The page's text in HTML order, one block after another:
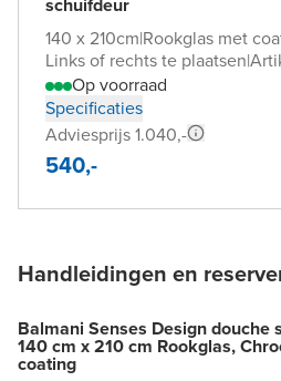
140 x 210cm|Rookglas met
Links of rechts te plaatsen|
Op voorraad
Specificaties
Adviesprijs 1.040,-
540,-
Handleidingen en
Balmani Senses Design
140 cm x 210 cm Rookglas,
coating